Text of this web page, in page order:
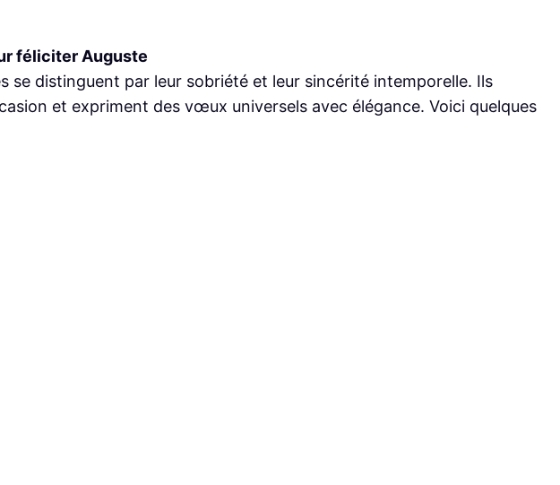
féliciter Auguste
se distinguent par leur sobriété et leur sincérité intemporelle. Ils
et expriment des vœux universels avec élégance. Voici quelques